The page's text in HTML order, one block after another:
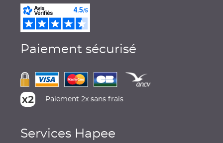
Paiement sécurisé
Paiement 2x sans frais
Services Hapee